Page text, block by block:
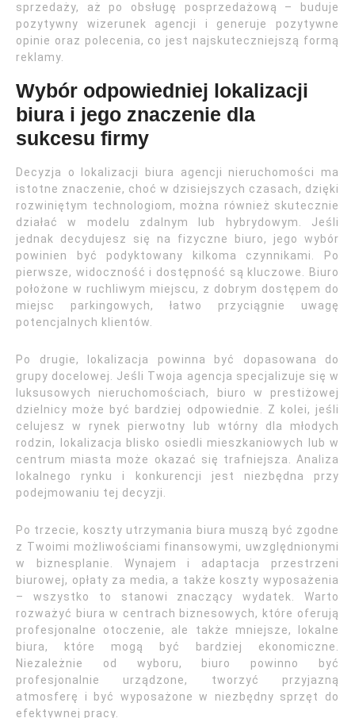
sprzedaży, aż po obsługę posprzedażową – buduje
pozytywny wizerunek agencji i generuje pozytywne
opinie oraz polecenia, co jest najskuteczniejszą formą
reklamy.
Wybór odpowiedniej lokalizacji
biura i jego znaczenie dla
sukcesu firmy
Decyzja o lokalizacji biura agencji nieruchomości ma
istotne znaczenie, choć w dzisiejszych czasach, dzięki
rozwiniętym technologiom, można również skutecznie
działać w modelu zdalnym lub hybrydowym. Jeśli
jednak decydujesz się na fizyczne biuro, jego wybór
powinien być podyktowany kilkoma czynnikami. Po
pierwsze, widoczność i dostępność są kluczowe. Biuro
położone w ruchliwym miejscu, z dobrym dostępem do
miejsc parkingowych, łatwo przyciągnie uwagę
potencjalnych klientów.
Po drugie, lokalizacja powinna być dopasowana do
grupy docelowej. Jeśli Twoja agencja specjalizuje się w
luksusowych nieruchomościach, biuro w prestiżowej
dzielnicy może być bardziej odpowiednie. Z kolei, jeśli
celujesz w rynek pierwotny lub wtórny dla młodych
rodzin, lokalizacja blisko osiedli mieszkaniowych lub w
centrum miasta może okazać się trafniejsza. Analiza
lokalnego rynku i konkurencji jest niezbędna przy
podejmowaniu tej decyzji.
Po trzecie, koszty utrzymania biura muszą być zgodne
z Twoimi możliwościami finansowymi, uwzględnionymi
w biznesplanie. Wynajem i adaptacja przestrzeni
biurowej, opłaty za media, a także koszty wyposażenia
– wszystko to stanowi znaczący wydatek. Warto
rozważyć biura w centrach biznesowych, które oferują
profesjonalne otoczenie, ale także mniejsze, lokalne
biura, które mogą być bardziej ekonomiczne.
Niezależnie od wyboru, biuro powinno być
profesjonalnie urządzone, tworzyć przyjazną
atmosferę i być wyposażone w niezbędny sprzęt do
efektywnej pracy.